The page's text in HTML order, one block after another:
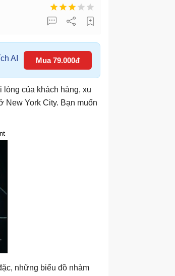
AI Mua 79.000đ
của khách hàng, xu
New York City. Bạn muốn
những biểu đồ nhàm